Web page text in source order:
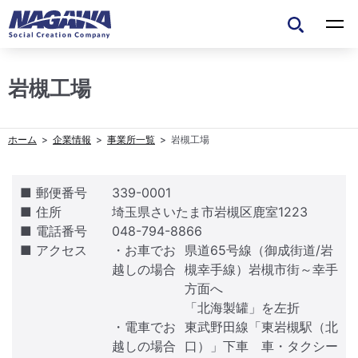
岩槻工場
企業情報 事業所一覧 岩槻工場
■ 郵便番号
339-0001
■ 住所
埼玉県さいたま市岩槻区鹿室1223
■ 電話番号
048-794-8866
■ アクセス
・お車でお
越しの場合
県道65号線（御成街道/岩
槻幸手線）岩槻市街～幸手
方面へ
「北海製罐」を左折
・電車でお
越しの場合
東武野田線「東岩槻駅（北
口）」下車 車・タクシー